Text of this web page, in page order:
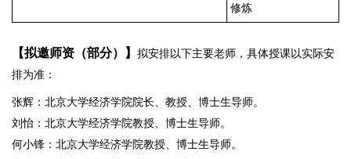
修炼
【拟邀师资（部分）】 拟安排以下主要老师，具体授课以实际安
排为准：
张辉：北京大学经济学院院长、教授、博士生导师。
刘怡：北京大学经济学院教授、博士生导师。
何小锋：北京大学经济学院教授、博士生导师。